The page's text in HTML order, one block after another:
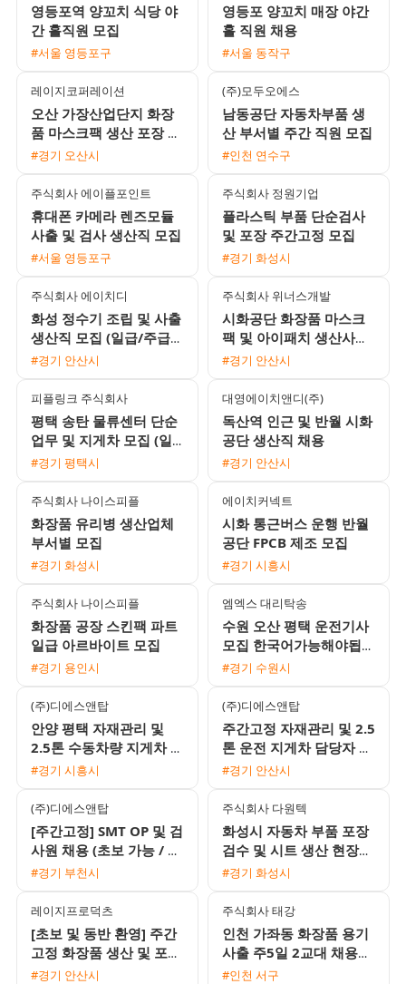
영등포역 양꼬치 식당 야
간 홀직원 모집
#서울 영등포구
영등포 양꼬치 매장 야간
홀 직원 채용
#서울 동작구
레이지코퍼레이션
오산 가장산업단지 화장
품 마스크팩 생산 포장 주
간 직원 채용
#경기 오산시
(주)모두오에스
남동공단 자동차부품 생
산 부서별 주간 직원 모집
#인천 연수구
주식회사 에이플포인트
휴대폰 카메라 렌즈모듈
사출 및 검사 생산직 모집
#서울 영등포구
주식회사 정원기업
플라스틱 부품 단순검사
및 포장 주간고정 모집
#경기 화성시
주식회사 에이치디
화성 정수기 조립 및 사출
생산직 모집 (일급/주급/
월급 선택 가능)
#경기 안산시
주식회사 위너스개발
시화공단 화장품 마스크
팩 및 아이패치 생산사원
모집 (주급 가능)
#경기 안산시
피플링크 주식회사
평택 송탄 물류센터 단순
업무 및 지게차 모집 (일
급/알바 가능)
#경기 평택시
대영에이치앤디(주)
독산역 인근 및 반월 시화
공단 생산직 채용
#경기 안산시
주식회사 나이스피플
화장품 유리병 생산업체
부서별 모집
#경기 화성시
에이치커넥트
시화 통근버스 운행 반월
공단 FPCB 제조 모집
#경기 시흥시
주식회사 나이스피플
화장품 공장 스킨팩 파트
일급 아르바이트 모집
#경기 용인시
엠엑스 대리탁송
수원 오산 평택 운전기사
모집 한국어가능해야됩니
다
#경기 수원시
(주)디에스앤탑
안양 평택 자재관리 및
2.5톤 수동차량 지게차 운
전 주간고정 채용
#경기 시흥시
(주)디에스앤탑
주간고정 자재관리 및 2.5
톤 운전 지게차 담당자 모
집
#경기 안산시
(주)디에스앤탑
[주간고정] SMT OP 및 검
사원 채용 (초보 가능 / 동
반 지원 환영 / 식사 지원)
#경기 부천시
주식회사 다원텍
화성시 자동차 부품 포장
검수 및 시트 생산 현장
사원 채용
#경기 화성시
레이지프로덕츠
[초보 및 동반 환영] 주간
고정 화장품 생산 및 포장
모집 (월 320~330만원
#경기 안산시
주식회사 태강
인천 가좌동 화장품 용기
사출 주5일 2교대 채용
(에어컨 완비 / 정직원 전
#인천 서구